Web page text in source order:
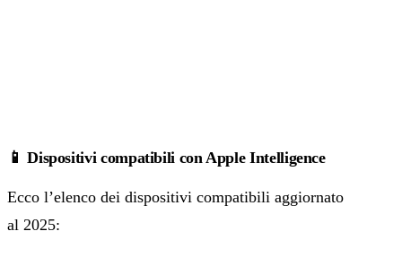
📱 Dispositivi compatibili con Apple Intelligence
Ecco l’elenco dei dispositivi compatibili aggiornato
al 2025: